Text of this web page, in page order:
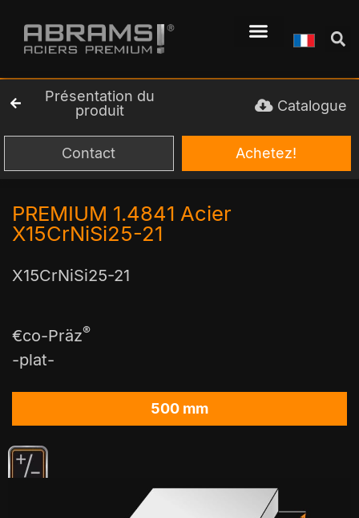
Présentation du
produit
Catalogue
Contact Achetez!
PREMIUM 1.4841 Acier
X15CrNiSi25-21
X15CrNiSi25-21
€co-Präz®
-plat-
500 mm